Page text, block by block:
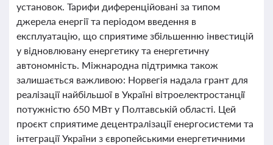
установок. Тарифи диференційовані за типом
джерела енергії та періодом введення в
експлуатацію, що сприятиме збільшенню інвестицій
у відновлювану енергетику та енергетичну
автономність. Міжнародна підтримка також
залишається важливою: Норвегія надала грант для
реалізації найбільшої в Україні вітроелектростанції
потужністю 650 МВт у Полтавській області. Цей
проєкт сприятиме децентралізації енергосистеми та
інтеграції України з європейськими енергетичними